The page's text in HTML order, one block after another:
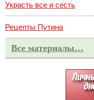
Украсть все и сесть
Рецепты Путина
Все материалы…